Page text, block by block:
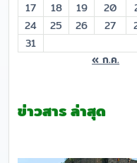
17
18 19 20
24
25 26 27
31
« ก.ค.
ข่าวสาร ล่าสุด